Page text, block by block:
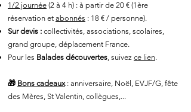
1/2 journée (2 à 4 h) : à partir de 20 € (1ère
réservation et abonnés : 18 € / personne).
Sur devis : collectivités, associations, scolaires,
grand groupe, déplacement France.
Pour les Balades découvertes, suivez ce lien.
🎁 Bons cadeaux : anniversaire, Noël, EVJF/G, fête
des Mères, St Valentin, collègues,...